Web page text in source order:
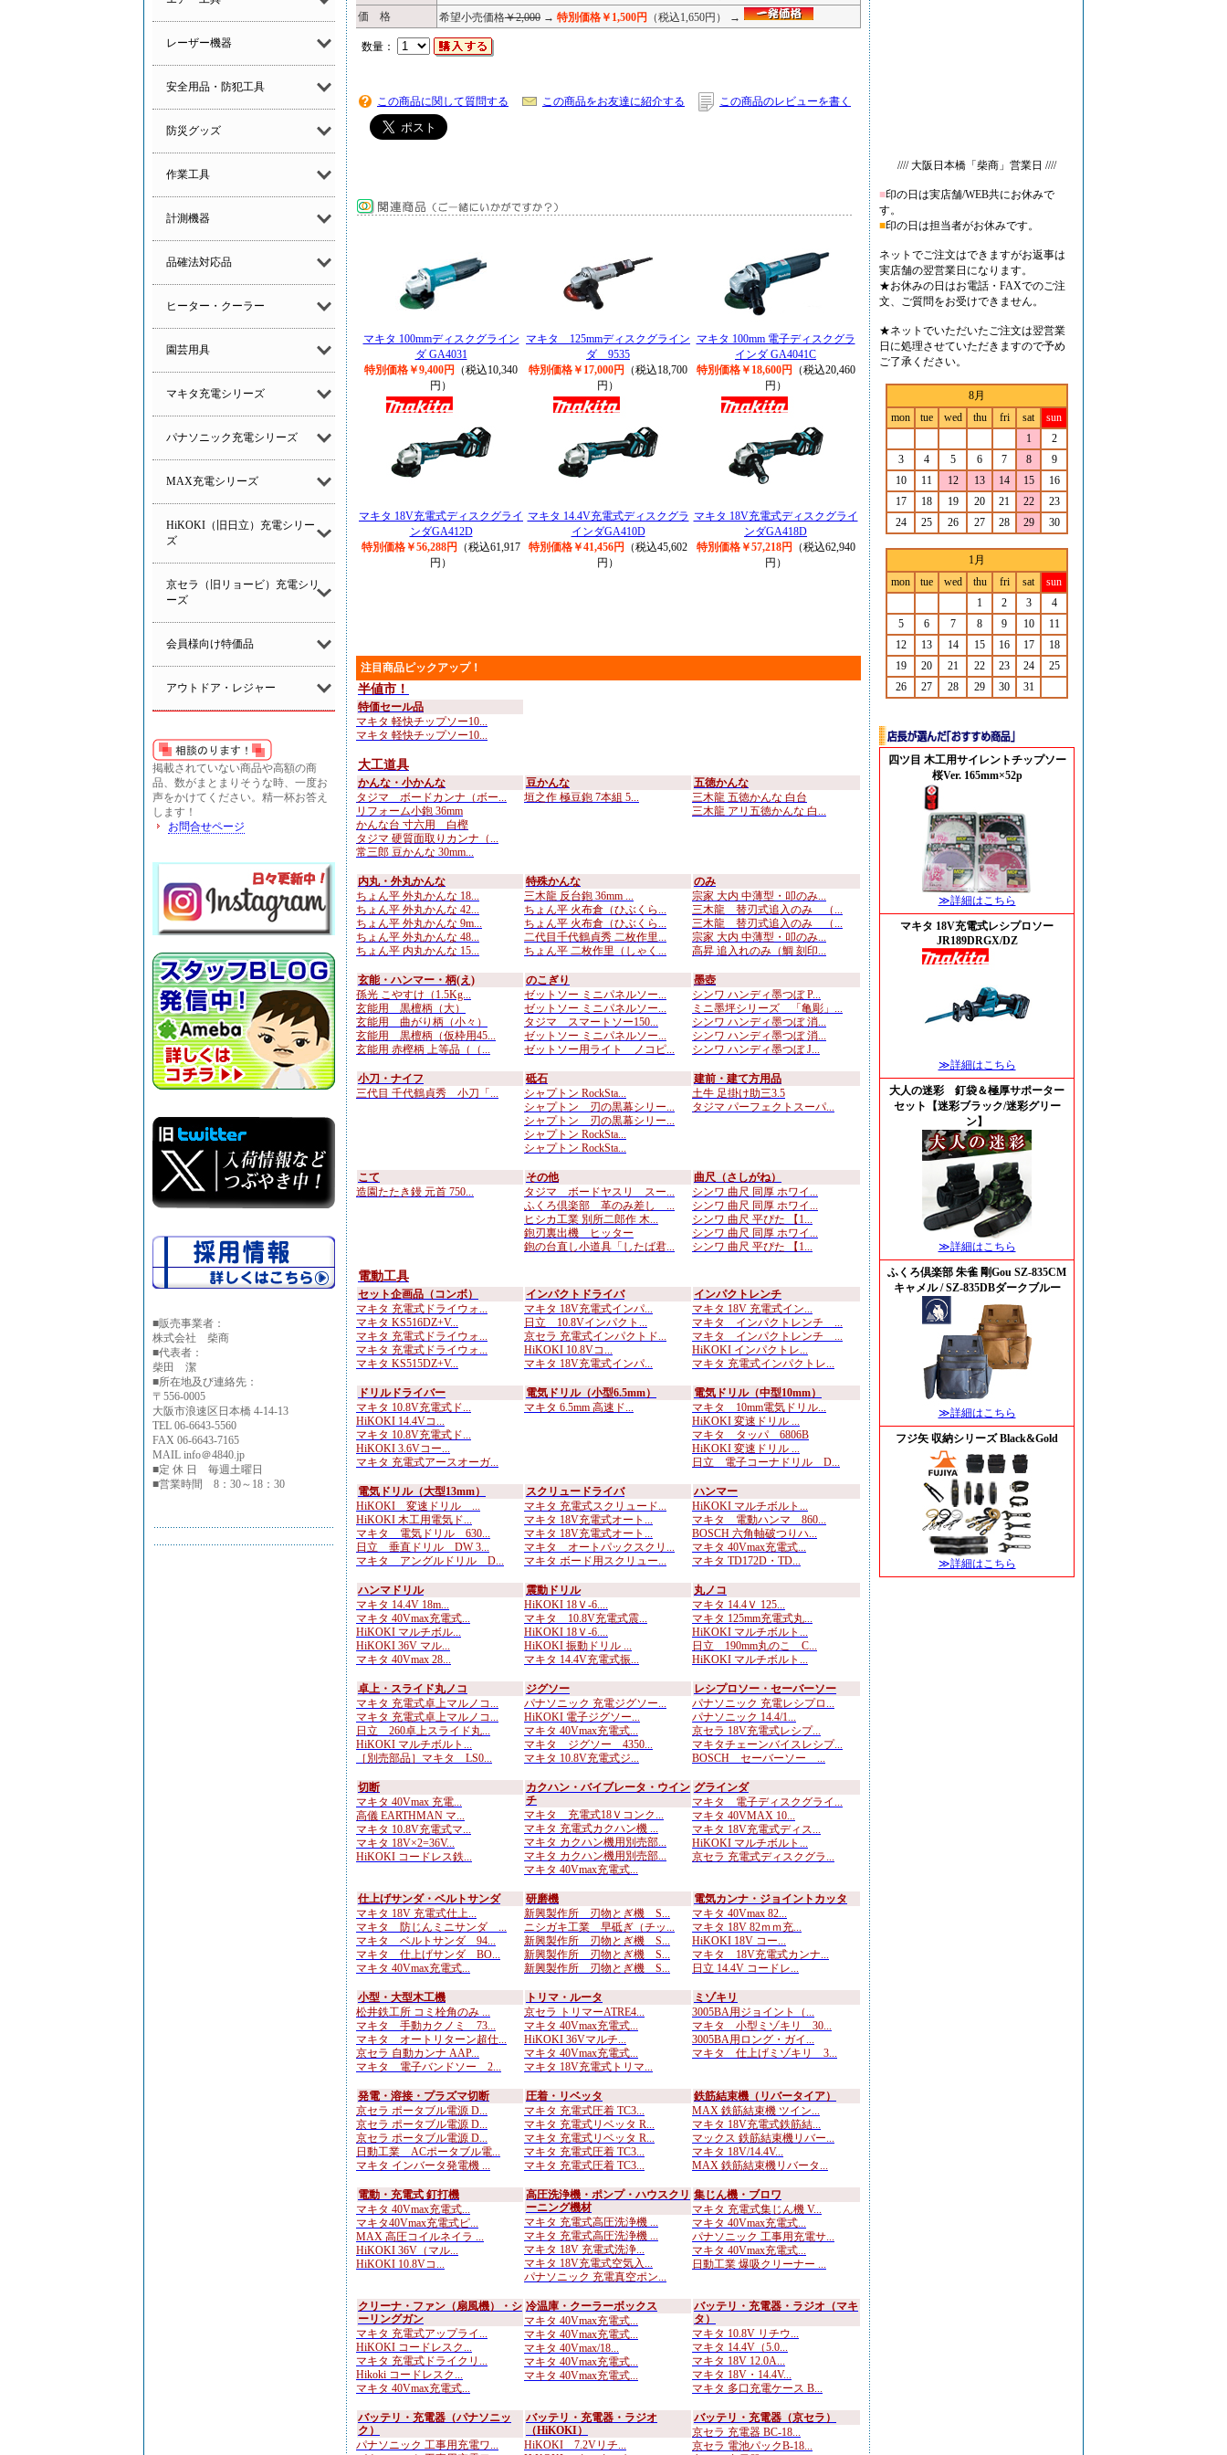
レーザー機器
安全用品・防犯工具
防災グッズ
作業工具
計測機器
品確法対応品
ヒーター・クーラー
園芸用具
マキタ充電シリーズ
パナソニック充電シリーズ
MAX充電シリーズ
HiKOKI（旧日立）充電シリー
ズ
京セラ（旧リョービ）充電シリ
ーズ
会員様向け特価品
アウトドア・レジャー
掲載されていない商品や高額の商
品、数がまとまりそうな時、一度お
声をかけてください。精一杯お答え
します！
お問合せページ
■販売事業者：
株式会社 柴商
■代表者：
柴田 潔
■所在地及び連絡先：
〒556-0005
大阪市浪速区日本橋 4-14-13
TEL 06-6643-5560
FAX 06-6643-7165
MAIL info＠4840.jp
■定 休 日 毎週土曜日
■営業時間 8：30～18：30
価 格
希望小売価格￥2,000 → 特別価格￥1,500円 （税込1,650円） →
数量：
この商品に関して質問する この商品をお友達に紹介する この商品のレビューを書く
マキタ 100mmディスクグライン
ダ GA4031
特別価格￥9,400円
（税込10,340
円）
マキタ 125mmディスクグライン
ダ 9535
特別価格￥17,000円
（税込18,700
円）
マキタ 100mm 電子ディスクグラ
インダ GA4041C
特別価格￥18,600円
（税込20,460
円）
マキタ 18V充電式ディスクグライ
ンダGA412D
特別価格￥56,288円
（税込61,917
円）
マキタ 14.4V充電式ディスクグラ
インダGA410D
特別価格￥41,456円
（税込45,602
円）
マキタ 18V充電式ディスクグライ
ンダGA418D
特別価格￥57,218円
（税込62,940
円）
注目商品ピックアップ！
半値市！
特価セール品
マキタ 軽快チップソー10...
マキタ 軽快チップソー10...
大工道具
かんな・小かんな
タジマ ボードカンナ（ボー...
リフォーム小鉋 36mm
かんな台 寸六用 白樫
タジマ 硬質面取りカンナ（...
常三郎 豆かんな 30mm...
豆かんな
垣之作 極豆鉋 7本組 5...
五徳かんな
三木龍 五徳かんな 白台
三木龍 アリ五徳かんな 白...
内丸・外丸かんな
ちょん平 外丸かんな 18...
ちょん平 外丸かんな 42...
ちょん平 外丸かんな 9m...
ちょん平 外丸かんな 48...
ちょん平 内丸かんな 15...
特殊かんな
三木龍 反台鉋 36mm ...
ちょん平 火布倉（ひぶくら...
ちょん平 火布倉（ひぶくら...
二代目千代鶴貞秀 二枚作里...
ちょん平 二枚作里（しゃく...
のみ
宗家 大内 中薄型・叩のみ...
三木龍 替刃式追入のみ （...
三木龍 替刃式追入のみ （...
宗家 大内 中薄型・叩のみ...
高昇 追入れのみ（鯛 刻印...
玄能・ハンマー・柄(え)
孫光 こやすけ（1.5Kg...
玄能用 黒檀柄（大）
玄能用 曲がり柄（小々）
玄能用 黒檀柄（仮枠用45...
玄能用 赤樫柄 上等品（（...
のこぎり
ゼットソー ミニパネルソー...
ゼットソー ミニパネルソー...
タジマ スマートソー150...
ゼットソー ミニパネルソー...
ゼットソー用ライト ノコピ...
墨壺
シンワ ハンディ墨つぼ P...
ミニ墨坪シリーズ 「亀彫」...
シンワ ハンディ墨つぼ 消...
シンワ ハンディ墨つぼ 消...
シンワ ハンディ墨つぼ J...
小刀・ナイフ
三代目 千代鶴貞秀 小刀「...
砥石
シャプトン RockSta...
シャプトン 刃の黒幕シリー...
シャプトン 刃の黒幕シリー...
シャプトン RockSta...
シャプトン RockSta...
建前・建て方用品
土牛 足掛け助三3.5
タジマ パーフェクトスーパ...
こて
造園たたき鏝 元首 750...
その他
タジマ ボードヤスリ スー...
ふくろ倶楽部 革のみ差し ...
ヒシカ工業 別所二郎作 木...
鉋刃裏出機 ヒッター
鉋の台直し小道具「したば君...
曲尺（さしがね）
シンワ 曲尺 同厚 ホワイ...
シンワ 曲尺 同厚 ホワイ...
シンワ 曲尺 平ぴた 【1...
シンワ 曲尺 同厚 ホワイ...
シンワ 曲尺 平ぴた 【1...
電動工具
セット企画品（コンボ）
マキタ 充電式ドライウォ...
マキタ KS516DZ+V...
マキタ 充電式ドライウォ...
マキタ 充電式ドライウォ...
マキタ KS515DZ+V...
インパクトドライバ
マキタ 18V充電式インパ...
日立 10.8Vインパクト...
京セラ 充電式インパクトド...
HiKOKI 10.8Vコ...
マキタ 18V充電式インパ...
インパクトレンチ
マキタ 18V 充電式イン...
マキタ インパクトレンチ ...
マキタ インパクトレンチ ...
HiKOKI インパクトレ...
マキタ 充電式インパクトレ...
ドリルドライバー
マキタ 10.8V充電式ド...
HiKOKI 14.4Vコ...
マキタ 10.8V充電式ド...
HiKOKI 3.6Vコー...
マキタ 充電式アースオーガ...
電気ドリル（小型6.5mm）
マキタ 6.5mm 高速ド...
電気ドリル（中型10mm）
マキタ 10mm電気ドリル...
HiKOKI 変速ドリル ...
マキタ タッパ 6806B
HiKOKI 変速ドリル ...
日立 電子コーナドリル D...
電気ドリル（大型13mm）
HiKOKI 変速ドリル ...
HiKOKI 木工用電気ド...
マキタ 電気ドリル 630...
日立 垂直ドリル DW 3...
マキタ アングルドリル D...
スクリュードライバ
マキタ 充電式スクリュード...
マキタ 18V充電式オート...
マキタ 18V充電式オート...
マキタ オートパックスクリ...
マキタ ボード用スクリュー...
ハンマー
HiKOKI マルチボルト...
マキタ 電動ハンマ 860...
BOSCH 六角軸破つりハ...
マキタ 40Vmax充電式...
マキタ TD172D・TD...
ハンマドリル
マキタ 14.4V 18m...
マキタ 40Vmax充電式...
HiKOKI マルチボル...
HiKOKI 36V マル...
マキタ 40Vmax 28...
震動ドリル
HiKOKI 18Ｖ-6....
マキタ 10.8V充電式震...
HiKOKI 18Ｖ-6....
HiKOKI 振動ドリル ...
マキタ 14.4V充電式振...
丸ノコ
マキタ 14.4Ｖ 125...
マキタ 125mm充電式丸...
HiKOKI マルチボルト...
日立 190mm丸のこ C...
HiKOKI マルチボルト...
卓上・スライド丸ノコ
マキタ 充電式卓上マルノコ...
マキタ 充電式卓上マルノコ...
日立 260卓上スライド丸...
HiKOKI マルチボルト...
［別売部品］マキタ LS0...
ジグソー
パナソニック 充電ジグソー...
HiKOKI 電子ジグソー...
マキタ 40Vmax充電式...
マキタ ジグソー 4350...
マキタ 10.8V充電式ジ...
レシプロソー・セーバーソー
パナソニック 充電レシプロ...
パナソニック 14.4/1...
京セラ 18V充電式レシプ...
マキタチェーンバイスレシプ...
BOSCH セーバーソー ...
切断
マキタ 40Vmax 充電...
高儀 EARTHMAN マ...
マキタ 10.8V充電式マ...
マキタ 18V×2=36V...
HiKOKI コードレス鉄...
カクハン・バイブレータ・ウイン
チ
マキタ 充電式18Ｖコンク...
マキタ 充電式カクハン機 ...
マキタ カクハン機用別売部...
マキタ カクハン機用別売部...
マキタ 40Vmax充電式...
グラインダ
マキタ 電子ディスクグライ...
マキタ 40VMAX 10...
マキタ 18V充電式ディス...
HiKOKI マルチボルト...
京セラ 充電式ディスクグラ...
仕上げサンダ・ベルトサンダ
マキタ 18V 充電式仕上...
マキタ 防じんミニサンダ ...
マキタ ベルトサンダ 94...
マキタ 仕上げサンダ BO...
マキタ 40Vmax充電式...
研磨機
新興製作所 刃物とぎ機 S...
ニシガキ工業 早砥ぎ（チッ...
新興製作所 刃物とぎ機 S...
新興製作所 刃物とぎ機 S...
新興製作所 刃物とぎ機 S...
電気カンナ・ジョイントカッタ
マキタ 40Vmax 82...
マキタ 18V 82ｍｍ充...
HiKOKI 18V コー...
マキタ 18V充電式カンナ...
日立 14.4V コードレ...
小型・大型木工機
松井鉄工所 コミ栓角のみ ...
マキタ 手動カクノミ 73...
マキタ オートリターン超仕...
京セラ 自動カンナ AAP...
マキタ 電子バンドソー 2...
トリマ・ルータ
京セラ トリマーATRE4...
マキタ 40Vmax充電式...
HiKOKI 36Vマルチ...
マキタ 40Vmax充電式...
マキタ 18V充電式トリマ...
ミゾキリ
3005BA用ジョイント（...
マキタ 小型ミゾキリ 30...
3005BA用ロング・ガイ...
マキタ 仕上げミゾキリ 3...
発電・溶接・プラズマ切断
京セラ ポータブル電源 D...
京セラ ポータブル電源 D...
京セラ ポータブル電源 D...
日動工業 ACポータブル電...
マキタ インバータ発電機 ...
圧着・リベッタ
マキタ 充電式圧着 TC3...
マキタ 充電式リベッタ R...
マキタ 充電式リベッタ R...
マキタ 充電式圧着 TC3...
マキタ 充電式圧着 TC3...
鉄筋結束機（リバータイア）
MAX 鉄筋結束機 ツイン...
マキタ 18V充電式鉄筋結...
マックス 鉄筋結束機リバー...
マキタ 18V/14.4V...
MAX 鉄筋結束機リバータ...
電動・充電式 釘打機
マキタ 40Vmax充電式...
マキタ40Vmax充電式ピ...
MAX 高圧コイルネイラ ...
HiKOKI 36V（マル...
HiKOKI 10.8Vコ...
高圧洗浄機・ポンプ・ハウスクリ
ーニング機材
マキタ 充電式高圧洗浄機 ...
マキタ 充電式高圧洗浄機 ...
マキタ 18V 充電式洗浄...
マキタ 18V充電式空気入...
パナソニック 充電真空ポン...
集じん機・ブロワ
マキタ 充電式集じん機 V...
マキタ 40Vmax充電式...
パナソニック 工事用充電サ...
マキタ 40Vmax充電式...
日動工業 爆吸クリーナー ...
クリーナ・ファン（扇風機）・シ
ーリングガン
マキタ 充電式アップライ...
HiKOKI コードレスク...
マキタ 充電式ドライクリ...
Hikoki コードレスク...
マキタ 40Vmax充電式...
冷温庫・クーラーボックス
マキタ 40Vmax充電式...
マキタ 40Vmax充電式...
マキタ 40Vmax/18...
マキタ 40Vmax充電式...
マキタ 40Vmax充電式...
バッテリ・充電器・ラジオ（マキ
タ）
マキタ 10.8V リチウ...
マキタ 14.4V（5.0...
マキタ 18V 12.0A...
マキタ 18V・14.4V...
マキタ 多口充電ケース B...
バッテリ・充電器（パナソニッ
ク）
パナソニック 工事用充電ワ...
バッテリ・充電器・ラジオ
（HiKOKI）
HiKOKI 7.2Vリチ...
バッテリ・充電器（京セラ）
京セラ 充電器 BC-18...
京セラ 電池パックB-18...
//// 大阪日本橋「柴商」営業日 ////
■印の日は実店舗/WEB共にお休みで
す。
■印の日は担当者がお休みです。
ネットでご注文はできますがお返事は
実店舗の翌営業日になります。
★お休みの日はお電話・FAXでのご注
文、ご質問をお受けできません。
★ネットでいただいたご注文は翌営業
日に処理させていただきますので予め
ご了承ください。
8月
mon
tue wed thu fri sat
sun
1
2
3
4 5 6 7 8
9
10
11 12 13 14 15
16
17
18 19 20 21 22
23
24
25 26 27 28 29 30
1月
mon
tue wed thu fri sat
sun
1
2 3
4
5
6 7 8 9 10
11
12
13 14 15 16 17
18
19
20 21 22 23 24
25
26
27 28 29 30 31
四ツ目 木工用サイレントチップソー
桜Ver. 165mm×52p
≫詳細はこちら
マキタ 18V充電式レシプロソー
JR189DRGX/DZ
≫詳細はこちら
大人の迷彩 釘袋＆極厚サポーター
セット【迷彩ブラック/迷彩グリー
ン】
≫詳細はこちら
ふくろ倶楽部 朱雀 剛Gou SZ-835CM
キャメル / SZ-835DBダークブルー
≫詳細はこちら
フジ矢 収納シリーズ Black&Gold
≫詳細はこちら